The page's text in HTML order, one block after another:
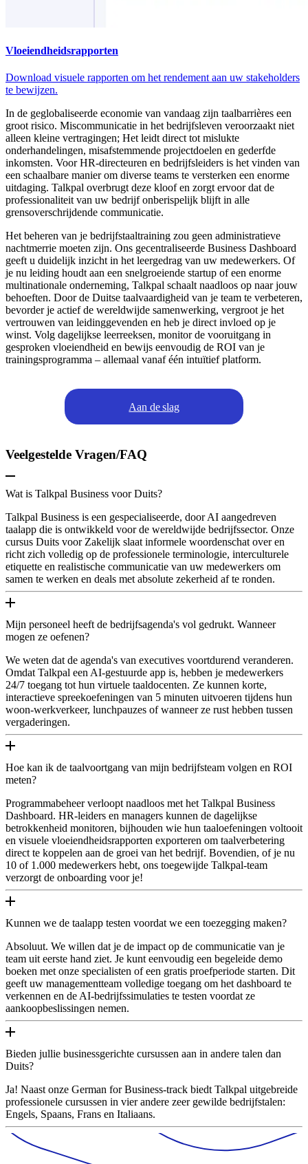
Vloeiendheidsrapporten
Download visuele rapporten om het rendement aan uw stakeholders
te bewijzen.
In de geglobaliseerde economie van vandaag zijn taalbarrières een
groot risico. Miscommunicatie in het bedrijfsleven veroorzaakt niet
alleen kleine vertragingen; Het leidt direct tot mislukte
onderhandelingen, misafstemmende projectdoelen en gederfde
inkomsten. Voor HR-directeuren en bedrijfsleiders is het vinden van
een schaalbare manier om diverse teams te versterken een enorme
uitdaging. Talkpal overbrugt deze kloof en zorgt ervoor dat de
professionaliteit van uw bedrijf onberispelijk blijft in alle
grensoverschrijdende communicatie.
Het beheren van je bedrijfstaaltraining zou geen administratieve
nachtmerrie moeten zijn. Ons gecentraliseerde Business Dashboard
geeft u duidelijk inzicht in het leergedrag van uw medewerkers. Of
je nu leiding houdt aan een snelgroeiende startup of een enorme
multinationale onderneming, Talkpal schaalt naadloos op naar jouw
behoeften. Door de Duitse taalvaardigheid van je team te verbeteren,
bevorder je actief de wereldwijde samenwerking, vergroot je het
vertrouwen van leidinggevenden en heb je direct invloed op je
winst. Volg dagelijkse leerreeksen, monitor de vooruitgang in
gesproken vloeiendheid en bewijs eenvoudig de ROI van je
trainingsprogramma – allemaal vanaf één intuïtief platform.
Aan de slag
Veelgestelde Vragen/FAQ
Wat is Talkpal Business voor Duits?
Talkpal Business is een gespecialiseerde, door AI aangedreven
taalapp die is ontwikkeld voor de wereldwijde bedrijfssector. Onze
cursus Duits voor Zakelijk slaat informele woordenschat over en
richt zich volledig op de professionele terminologie, interculturele
etiquette en realistische communicatie van uw medewerkers om
samen te werken en deals met absolute zekerheid af te ronden.
Mijn personeel heeft de bedrijfsagenda's vol gedrukt. Wanneer
mogen ze oefenen?
We weten dat de agenda's van executives voortdurend veranderen.
Omdat Talkpal een AI-gestuurde app is, hebben je medewerkers
24/7 toegang tot hun virtuele taaldocenten. Ze kunnen korte,
interactieve spreekoefeningen van 5 minuten uitvoeren tijdens hun
woon-werkverkeer, lunchpauzes of wanneer ze rust hebben tussen
vergaderingen.
Hoe kan ik de taalvoortgang van mijn bedrijfsteam volgen en ROI
meten?
Programmabeheer verloopt naadloos met het Talkpal Business
Dashboard. HR-leiders en managers kunnen de dagelijkse
betrokkenheid monitoren, bijhouden wie hun taaloefeningen voltooit
en visuele vloeiendheidsrapporten exporteren om taalverbetering
direct te koppelen aan de groei van het bedrijf. Bovendien, of je nu
10 of 1.000 medewerkers hebt, ons toegewijde Talkpal-team
verzorgt de onboarding voor je!
Kunnen we de taalapp testen voordat we een toezegging maken?
Absoluut. We willen dat je de impact op de communicatie van je
team uit eerste hand ziet. Je kunt eenvoudig een begeleide demo
boeken met onze specialisten of een gratis proefperiode starten. Dit
geeft uw managementteam volledige toegang om het dashboard te
verkennen en de AI-bedrijfssimulaties te testen voordat ze
aankoopbeslissingen nemen.
Bieden jullie businessgerichte cursussen aan in andere talen dan
Duits?
Ja! Naast onze German for Business-track biedt Talkpal uitgebreide
professionele cursussen in vier andere zeer gewilde bedrijfstalen:
Engels, Spaans, Frans en Italiaans.